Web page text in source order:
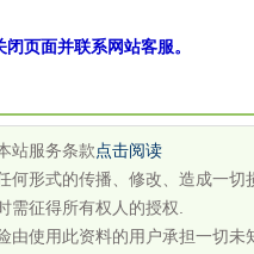
页面并联系网站客服。
站服务条款点击阅读
形式的传播、修改、造成一切
需征得所有权人的授权.
由使用此资料的用户承担一切未